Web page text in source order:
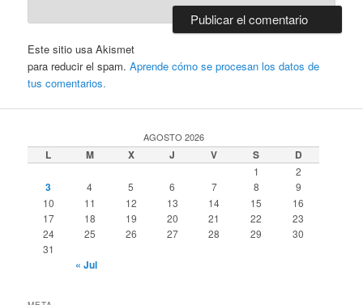
Este sitio usa Akismet
para reducir el spam.Aprende cómo se procesan los datos de
tus comentarios.
AGOSTO 2026
L M X J V S D
1 2
3 4 5 6 7 8
9
10
11 12 13 14 15
16
17
18 19 20 21 22
23
24
25 26 27 28 29
30
31
« Jul